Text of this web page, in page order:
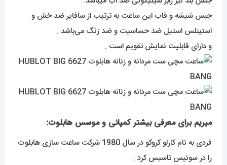
جنس شیشه و قاب این ساعت به ترتیب از سافایر ضد خش و
استینلس استیل ضد حساسیت و ضد زنگ می‌باشد .
و دارای قابلیت نمایش تقویم است .
میریم برای معرفی بیشتر کمپانی و موسس هابلوت:
فردی به نام کارلو کروکو در سال 1980 شرکت ساعت سازی هابلوت
را در سوئیس تاسیس کرد .